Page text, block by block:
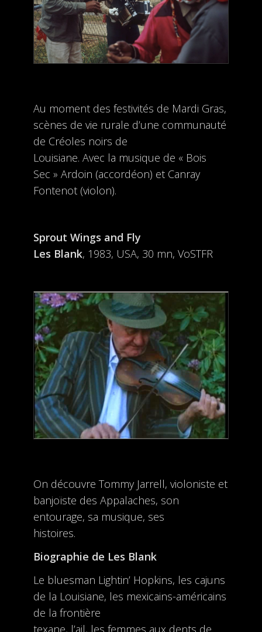
Au moment des festivités de Mardi Gras,
scènes de vie rurale d’une communauté
de Créoles noirs de
Louisiane. Avec la musique de « Bois
Sec » Ardoin (accordéon) et Canray
Fontenot (violon).
Sprout Wings and Fly
Les Blank, 1983, USA, 30 mn, VoSTFR
On découvre Tommy Jarrell, violoniste et
banjoïste des Appalaches, son
entourage, sa musique, ses
histoires.
Biographie de Les Blank
Le bluesman Lightin’ Hopkins, les cajuns
de la Louisiane, les mexicains-américains
de la frontière
texane, l’ail, les femmes aux dents de